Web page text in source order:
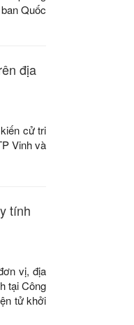
Quốc
địa
cử tri
Vinh và
tính
vị, địa
tại Công
tử khởi